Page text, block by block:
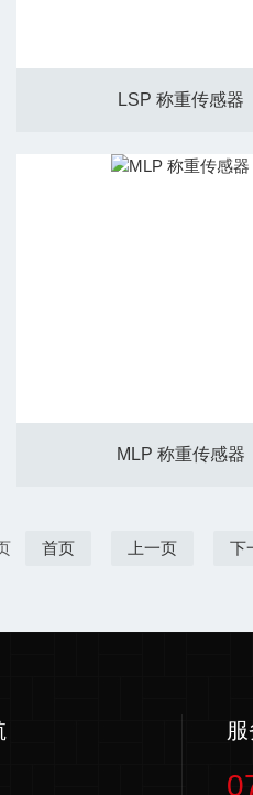
LSP 称重传感器
MLP 称重传感器
首页 上一页 下